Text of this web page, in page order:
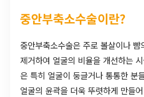
중안부축소수술이란?
중안부축소수술은 주로 볼살이나 뺨
제거하여 얼굴의 비율을 개선하는
은 특히 얼굴이 둥글거나 통통한 분
얼굴의 윤곽을 더욱 뚜렷하게 만들